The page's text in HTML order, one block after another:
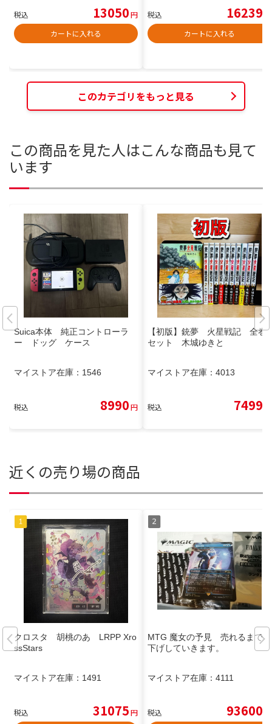
税込 13050円
カートに入れる
税込 16239
カートに入れる
このカテゴリをもっと見る
この商品を見た人はこんな商品も見て
います
Suica本体 純正コントローラ
ー ドッグ ケース
マイストア在庫： 1546
税込 8990円
【初版】銃夢 火星戦記 全巻
セット 木城ゆきと
マイストア在庫： 4013
税込 7499
近くの売り場の商品
クロスタ 胡桃のあ LRPP Xro
ssStars
マイストア在庫： 1491
税込 31075円
MTG 魔女の予見 売れるまで値
下げしていきます。
マイストア在庫： 4111
税込 93600